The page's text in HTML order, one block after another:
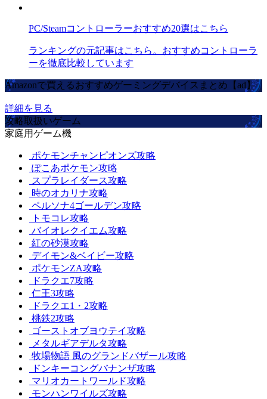
PC/Steamコントローラーおすすめ20選はこちら
ランキングの元記事はこちら。おすすめコントローラ
ーを徹底比較しています
Amazonで買えるおすすめゲーミングデバイスまとめ【ad】
詳細を見る
攻略取扱いゲーム
家庭用ゲーム機
ポケモンチャンピオンズ攻略
ぽこあポケモン攻略
スプラレイダース攻略
時のオカリナ攻略
ペルソナ4ゴールデン攻略
トモコレ攻略
バイオレクイエム攻略
紅の砂漠攻略
デイモン&ベイビー攻略
ポケモンZA攻略
ドラクエ7攻略
仁王3攻略
ドラクエ1・2攻略
桃鉄2攻略
ゴーストオブヨウテイ攻略
メタルギアデルタ攻略
牧場物語 風のグランドバザール攻略
ドンキーコングバナンザ攻略
マリオカートワールド攻略
モンハンワイルズ攻略